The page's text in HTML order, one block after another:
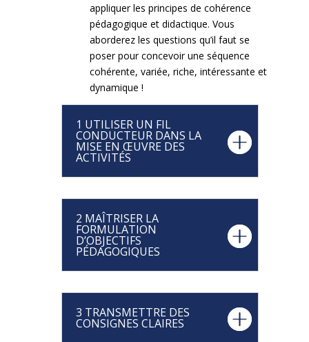
appliquer les principes de cohérence
pédagogique et didactique. Vous
aborderez les questions qu’il faut se
poser pour concevoir une séquence
cohérente, variée, riche, intéressante et
dynamique !
1 UTILISER UN FIL
CONDUCTEUR DANS LA
MISE EN ŒUVRE DES
ACTIVITÉS
2 MAÎTRISER LA
FORMULATION
D’OBJECTIFS
PÉDAGOGIQUES
3 TRANSMETTRE DES
CONSIGNES CLAIRES